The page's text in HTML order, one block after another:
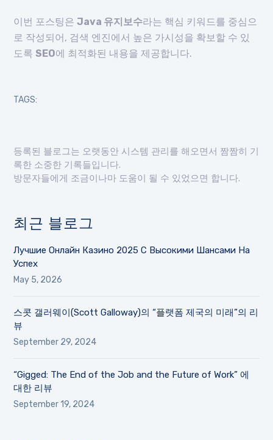
이번 포스팅은Java 유지보수라는 핵심 키워드를 중심으
로 작성되어, 검색 엔진에서 높은 가시성을 확보할 수 있
도록SEO에 최적화된 내용을 제공합니다.
TAGS:
등록된 블로그는 오랫동안 시스템 관리를 해오면서 짬짬히 기
록한 소중한 기록들입니다.
방문자들에게 조금이나마 도움이 될 수 있었으면 합니다.
최근 블로그
Лучшие Онлайн Казино 2025 С Высокими Шансами На
Успех
May 5, 2026
스콧 갤러웨이(Scott Galloway)의 “플랫폼 제국의 미래”의 리
뷰
September 29, 2024
“Gigged: The End of the Job and the Future of Work” 에
대한 리뷰
September 19, 2024